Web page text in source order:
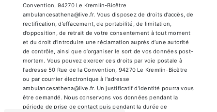
Convention, 94270 Le Kremlin-Bicêtre
ambulancesathena@live.fr. Vous disposez de droits d’accès, de
rectification, d’effacement, de portabilité, de limitation,
d’opposition, de retrait de votre consentement à tout moment
et du droit d’introduire une réclamation auprès d’une autorité
de contrôle, ainsi que d’organiser le sort de vos données post-
mortem. Vous pouvez exercer ces droits par voie postale à
l'adresse 50 Rue de la Convention, 94270 Le Kremlin-Bicêtre
ou par courrier électronique à l'adresse
ambulancesathena@live.fr. Un justificatif d'identité pourra vous
être demandé. Nous conservons vos données pendant la
période de prise de contact puis pendant la durée de